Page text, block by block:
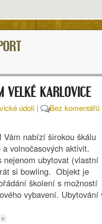
VELKÉ KARLOVICE
údolí|
Bez komentářů
Vám nabízí širokou škálu
volnočasových aktivit.
nejenom ubytovat (vlastní
si bowling. Objekt je
školení s možností
vybavení.